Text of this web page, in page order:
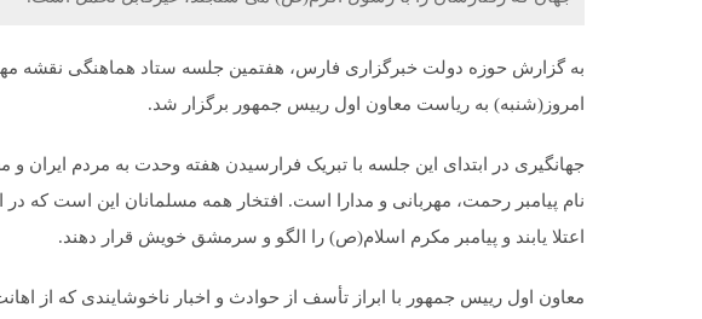
به گزارش حوزه دولت خبرگزاری فارس، هفتمین جلسه ستاد هماهنگی نقشه
امروز(شنبه) به ریاست معاون اول رییس جمهور برگزار شد.
جهانگیری در ابتدای این جلسه با تبریک فرارسیدن هفته وحدت به مردم ایران
نام پیامبر رحمت، مهربانی و مدارا است. افتخار همه مسلمانان این است که
اعتلا یابند و پیامبر مکرم اسلام(ص) را الگو و سرمشق خویش قرار دهند.
معاون اول رییس جمهور با ابراز تأسف از حوادث و اخبار ناخوشایندی که از